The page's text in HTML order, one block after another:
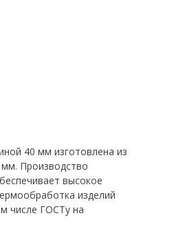
40 мм изготовлена из
Производство
высокое
изделий
числе ГОСТу на